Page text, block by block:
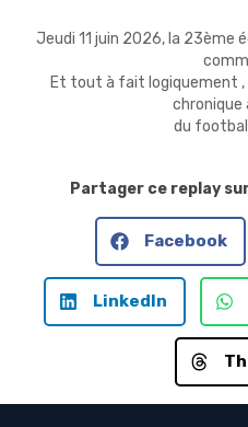
Jeudi 11 juin 2026, la 23ème
Et tout à fait logiquement ,
chronique
du
Partager ce replay
Facebook
LinkedIn